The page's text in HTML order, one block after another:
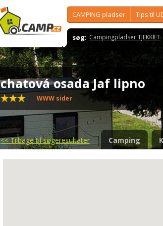
CAMPING pladser Tips til
søg: Campingpladser TJEKKIET
chatová osada Jaf lipno
WWW sider
<<Tilbage til søgeresultater Camping